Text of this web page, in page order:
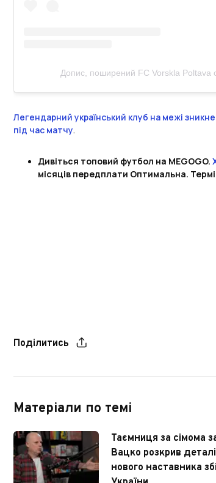
Допис, поширений FC Vorskla Poltava
Легендарний український клуб на межі
під час матчу.
Дивіться топовий футбол на MEGOGO.
місяців передплати Оптимальна.
Поділитись
Матеріали по темі
Таємниця за сімома
Вацко розкрив
нового наставника